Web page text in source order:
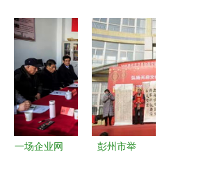
图”数字艺
术展，体味
天下文枢的
深厚底蕴
南牧业经济
学院工会组
织观看残疾
人专题文艺
晚会侧记
一场企业网
彭州市举